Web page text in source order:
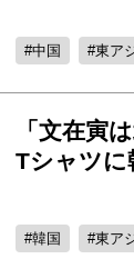
中国 東ア
「文在寅
Tシャツに
韓国 東ア